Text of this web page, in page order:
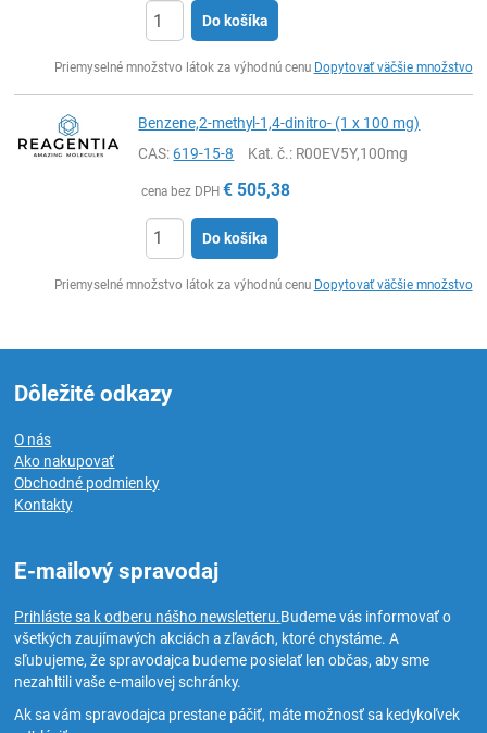
Do košíka
Priemyselné množstvo látok za výhodnú cenu Dopytovať väčšie množstvo
Benzene,2-methyl-1,4-dinitro- (1 x 100 mg)
CAS:619-15-8 Kat. č.: R00EV5Y,100mg
cena bez DPH € 505,38
Do košíka
Priemyselné množstvo látok za výhodnú cenu Dopytovať väčšie množstvo
Dôležité odkazy
O nás
Ako nakupovať
Obchodné podmienky
Kontakty
E-mailový spravodaj
Prihláste sa k odberu nášho newsletteru.Budeme vás informovať o
všetkých zaujímavých akciách a zľavách, ktoré chystáme. A
sľubujeme, že spravodajca budeme posielať len občas, aby sme
nezahltili vaše e-mailovej schránky.
Ak sa vám spravodajca prestane páčiť, máte možnosť sa kedykoľvek